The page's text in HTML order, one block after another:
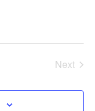
Next